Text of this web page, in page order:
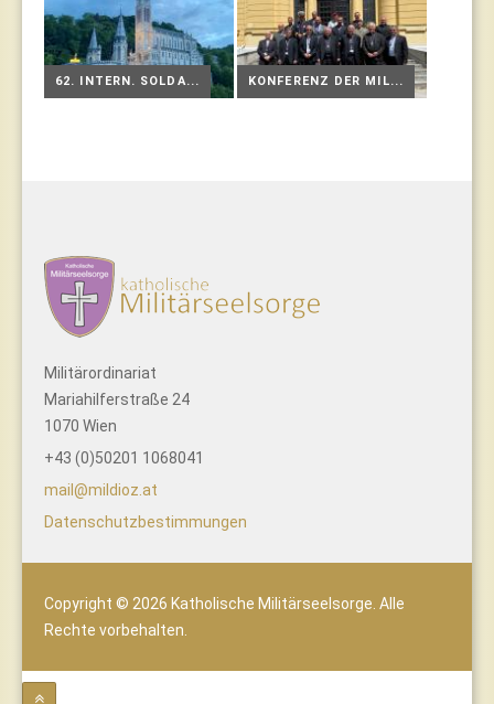
62. INTERN. SOLDA... KONFERENZ DER MIL...
Militärordinariat
Mariahilferstraße 24
1070 Wien
+43 (0)50201 1068041
mail@mildioz.at
Datenschutzbestimmungen
Copyright © 2026 Katholische Militärseelsorge. Alle
Rechte vorbehalten.